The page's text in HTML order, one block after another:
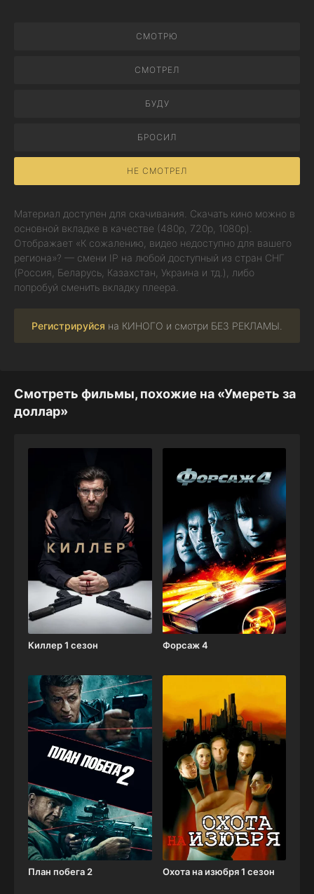
СМОТРЮ
СМОТРЕЛ
БУДУ
БРОСИЛ
НЕ СМОТРЕЛ
Материал доступен для скачивания. Скачать кино можно в
основной вкладке в качестве (480p, 720p, 1080p).
Отображает «К сожалению, видео недоступно для вашего
региона»? — смени IP на любой доступный из стран СНГ
(Россия, Беларусь, Казахстан, Украина и тд.), либо
попробуй сменить вкладку плеера.
Регистрируйся на КИНОГО и смотри БЕЗ РЕКЛАМЫ.
Смотреть фильмы, похожие на «Умереть за
доллар»
Киллер 1 сезон Форсаж 4
План побега 2 Охота на изюбря 1 сезон